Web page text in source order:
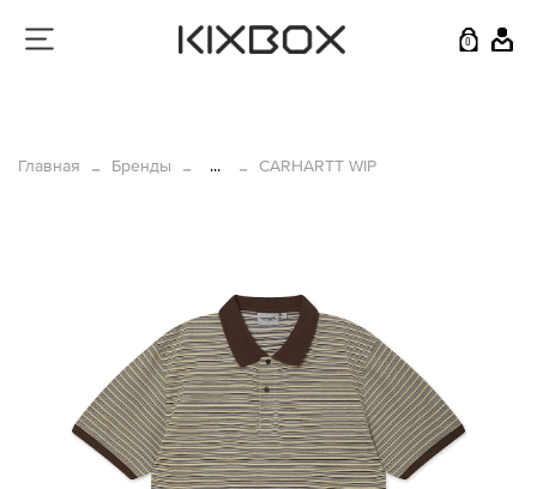
0
Главная Бренды ... CARHARTT WIP